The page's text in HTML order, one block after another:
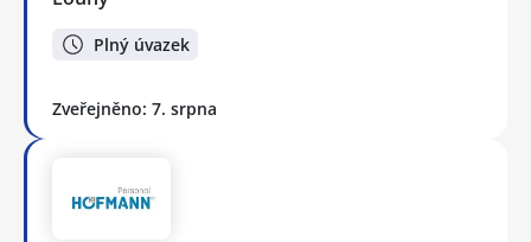
Plný úvazek
Zveřejněno: 7. srpna